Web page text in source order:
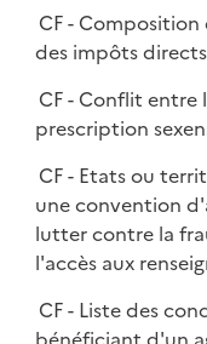
CF -
des impôts
CF - Conflit entre
prescription
CF - Etats ou
une convention
lutter contre la
l'accès aux
CF - Liste des